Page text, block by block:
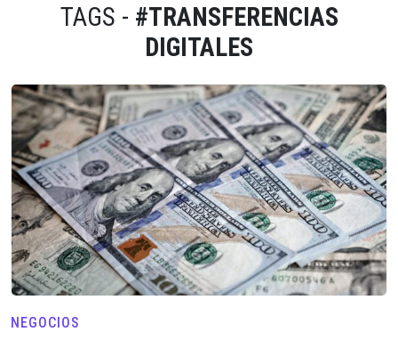
TAGS - #TRANSFERENCIAS
DIGITALES
NEGOCIOS